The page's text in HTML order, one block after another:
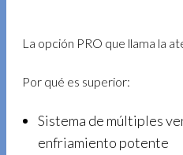
La opción PRO que llama la
Por qué es superior:
Sistema de múltiples
enfriamiento potente